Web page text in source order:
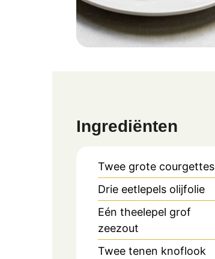
Ingrediënten
Twee grote courgettes
Drie eetlepels olijfolie
Eén theelepel grof
zeezout
Twee tenen knoflook